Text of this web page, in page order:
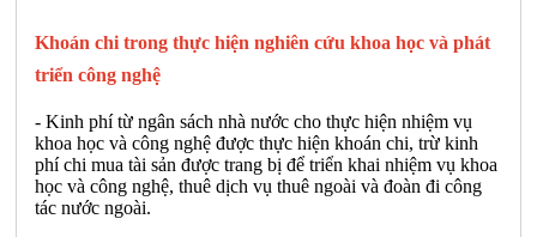
Khoán chi trong thực hiện nghiên cứu khoa học và phát
triển công nghệ
- Kinh phí từ ngân sách nhà nước cho thực hiện nhiệm vụ
khoa học và công nghệ được thực hiện khoán chi, trừ kinh
phí chi mua tài sản được trang bị để triển khai nhiệm vụ khoa
học và công nghệ, thuê dịch vụ thuê ngoài và đoàn đi công
tác nước ngoài.